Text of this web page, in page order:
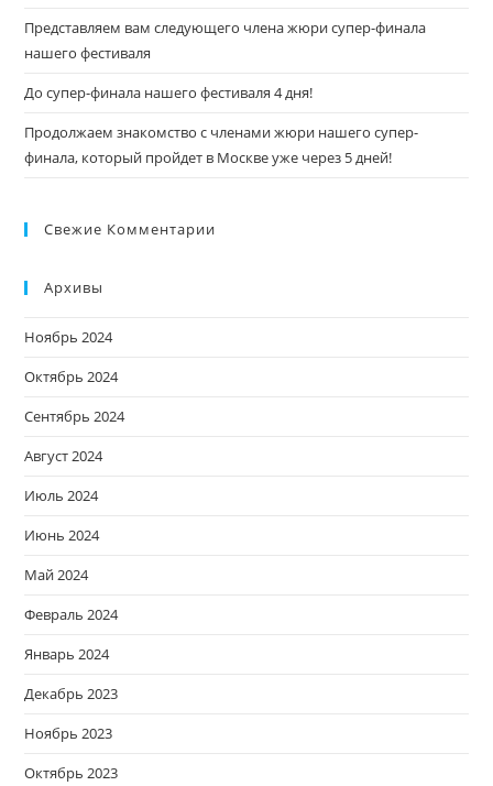
Представляем вам следующего члена жюри супер-финала
нашего фестиваля
До супер-финала нашего фестиваля 4 дня!
Продолжаем знакомство с членами жюри нашего супер-
финала, который пройдет в Москве уже через 5 дней!
Свежие Комментарии
Архивы
Ноябрь 2024
Октябрь 2024
Сентябрь 2024
Август 2024
Июль 2024
Июнь 2024
Май 2024
Февраль 2024
Январь 2024
Декабрь 2023
Ноябрь 2023
Октябрь 2023